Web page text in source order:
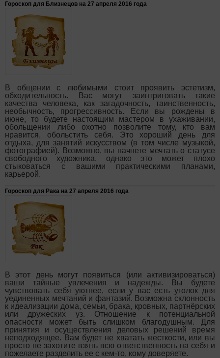
Гороскоп для Близнецов на 27 апреля 2016 года
В общении с любимыми стоит проявить эстетизм,
обходительность. Вас могут заинтриговать такие
качества человека, как загадочность, таинственность,
необычность, прогрессивность. Если вы рождены в
июне, то будете настоящим мастером в ухаживании,
обольщении либо охотно позволите тому, кто вам
нравится, обольстить себя. Это хороший день для
отдыха, для занятий искусством (в том числе музыкой,
фотографией). Возможно, вы начнете мечтать о статусе
свободного художника, однако это может плохо
стыковаться с вашими практическими планами,
карьерой.
Гороскоп для Рака на 27 апреля 2016 года
В этот день могут появиться (или активизироваться)
ваши тайные увлечения и надежды. Вы будете
чувствовать себя уютнее, если у вас есть уголок для
уединенных мечтаний и фантазий. Возможна склонность
к идеализации дома, семьи, брака, кровных, партнёрских
или дружеских уз. Отношение к потенциальной
опасности может быть слишком благодушным. Для
принятия и осуществления деловых решений время
неподходящее. Вам будет не хватать жесткости, или вы
просто не захотите взять всю ответственность на себя и
пожелаете разделить ее с кем-то, кому доверяете.